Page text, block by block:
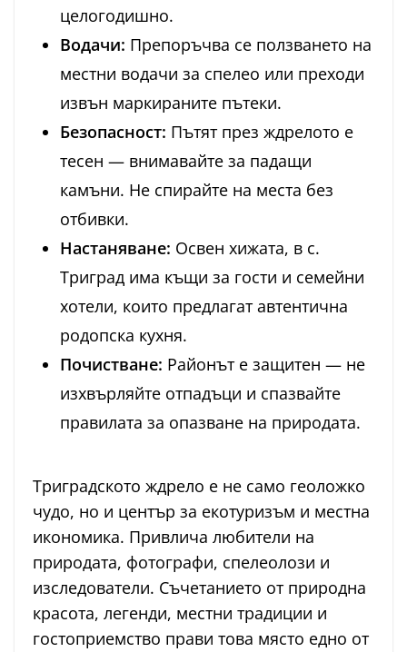
целогодишно.
Водачи: Препоръчва се ползването на
местни водачи за спелео или преходи
извън маркираните пътеки.
Безопасност: Пътят през ждрелото е
тесен — внимавайте за падащи
камъни. Не спирайте на места без
отбивки.
Настаняване: Освен хижата, в с.
Триград има къщи за гости и семейни
хотели, които предлагат автентична
родопска кухня.
Почистване: Районът е защитен — не
изхвърляйте отпадъци и спазвайте
правилата за опазване на природата.
Триградското ждрело е не само геоложко
чудо, но и център за екотуризъм и местна
икономика. Привлича любители на
природата, фотографи, спелеолози и
изследователи. Съчетанието от природна
красота, легенди, местни традиции и
гостоприемство прави това място едно от